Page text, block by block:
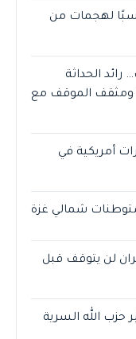
لهجمات من
الحداثة
ومثقف الموقف مع
أمريكية في
لن يتوقف قبل
حزب الله السرية